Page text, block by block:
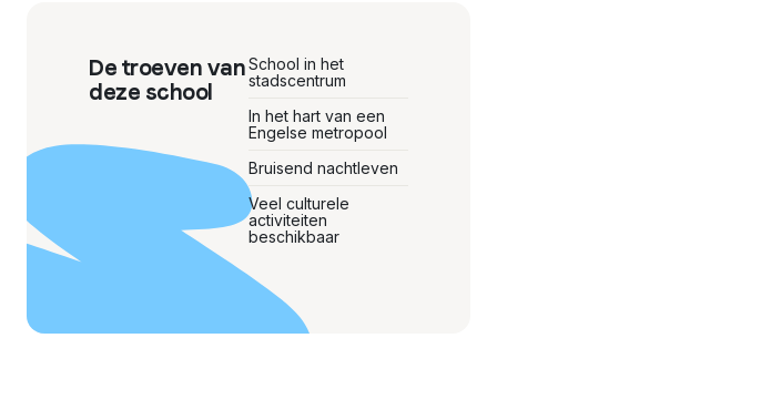
De troeven van
deze school
School in het
stadscentrum
In het hart van een
Engelse metropool
Bruisend nachtleven
Veel culturele
activiteiten
beschikbaar